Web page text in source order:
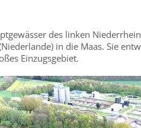
des linken
in die Maas. Sie
Einzugsgebiet.